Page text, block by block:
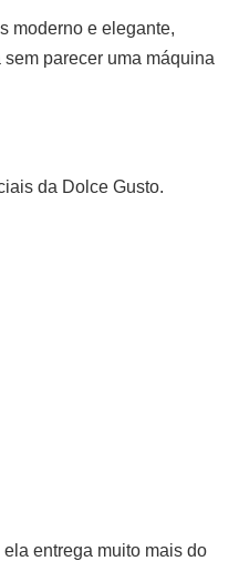
moderno e elegante,
parecer uma máquina
da Dolce Gusto.
entrega muito mais do